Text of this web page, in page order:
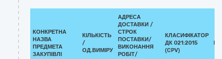
КОНКРЕТНА
НАЗВА
ПРЕДМЕТА
ЗАКУПІВЛІ
КІЛЬКІСТЬ
/
ОД.ВИМІРУ
АДРЕСА
ДОСТАВКИ /
СТРОК
ПОСТАВКИ/
ВИКОНАННЯ
РОБІТ/
КЛАСИФІКАТОР
ДК 021:2015
(CPV)